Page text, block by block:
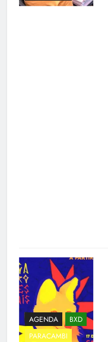
AGENDA
BXD
PARACAMBI